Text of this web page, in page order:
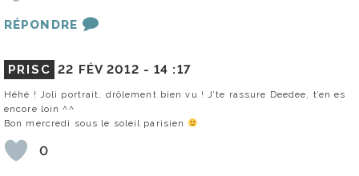
RÉPONDRE
PRISC 22 FÉV 2012 -14 :17
Héhé ! Joli portrait, drôlement bien vu ! J’te rassure Deedee, t’en es
encore loin ^^
Bon mercredi sous le soleil parisien
0